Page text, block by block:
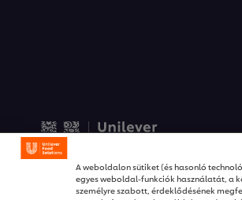
A weboldalon sütiket (és hasonló
egyes weboldal-funkciók használatát, a
személyre szabott, érdeklődésének